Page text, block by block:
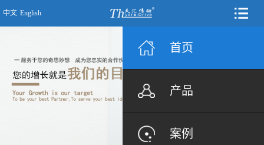
中文 English
首页
产品
案例